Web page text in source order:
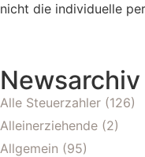
nicht die individuelle
Newsarchiv
Alle Steuerzahler (126)
Alleinerziehende (2)
Allgemein (95)